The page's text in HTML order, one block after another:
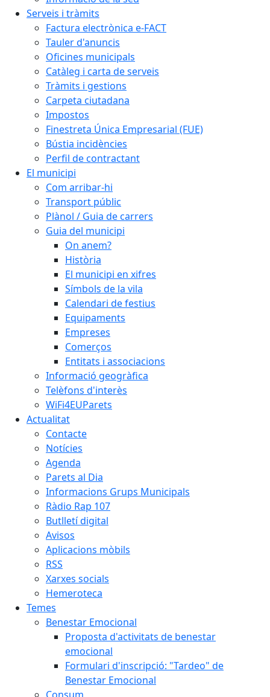
Serveis i tràmits
Factura electrònica e-FACT
Tauler d'anuncis
Oficines municipals
Catàleg i carta de serveis
Tràmits i gestions
Carpeta ciutadana
Impostos
Finestreta Única Empresarial (FUE)
Bústia incidències
Perfil de contractant
El municipi
Com arribar-hi
Transport públic
Plànol / Guia de carrers
Guia del municipi
On anem?
Història
El municipi en xifres
Símbols de la vila
Calendari de festius
Equipaments
Empreses
Comerços
Entitats i associacions
Informació geogràfica
Telèfons d'interès
WiFi4EUParets
Actualitat
Contacte
Notícies
Agenda
Parets al Dia
Informacions Grups Municipals
Ràdio Rap 107
Butlletí digital
Avisos
Aplicacions mòbils
RSS
Xarxes socials
Hemeroteca
Temes
Benestar Emocional
Proposta d'activitats de benestar
emocional
Formulari d'inscripció: "Tardeo" de
Benestar Emocional